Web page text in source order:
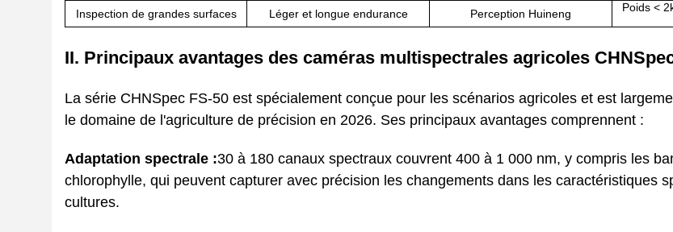
Inspection de grandes surfaces
Léger et longue endurance Perception Huineng
Poids <
II. Principaux avantages des caméras multispectrales agricoles
La série CHNSpec FS-50 est spécialement conçue pour les scénarios agricoles et est
le domaine de l'agriculture de précision en 2026. Ses principaux avantages comprennent :
Adaptation spectrale :30 à 180 canaux spectraux couvrent 400 à 1 000 nm, y compris les
chlorophylle, qui peuvent capturer avec précision les changements dans les caractéristiques
cultures.